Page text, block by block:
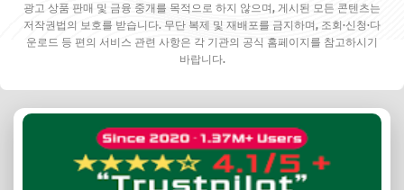
광고 상품 판매 및 금융 중개를 목적으로 하지 않으며, 게시된 모든 콘텐츠는
저작권법의 보호를 받습니다. 무단 복제 및 재배포를 금지하며, 조회·신청·다
운로드 등 편의 서비스 관련 사항은 각 기관의 공식 홈페이지를 참고하시기
바랍니다.